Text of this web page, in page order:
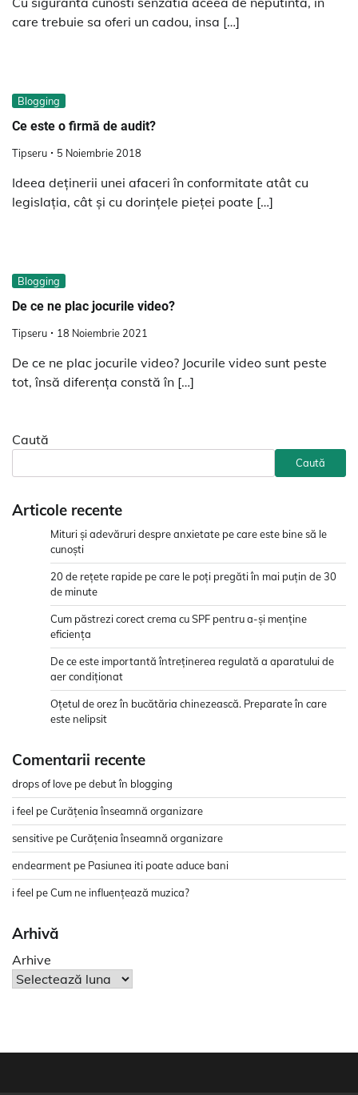
care trebuie sa oferi un cadou, insa […]
Blogging
Ce este o firmă de audit?
Tipseru 5 Noiembrie 2018
Ideea deținerii unei afaceri în conformitate atât cu
legislația, cât și cu dorințele pieței poate […]
Blogging
De ce ne plac jocurile video?
Tipseru 18 Noiembrie 2021
De ce ne plac jocurile video? Jocurile video sunt peste
tot, însă diferența constă în […]
Caută
Caută
Articole recente
Mituri și adevăruri despre anxietate pe care este bine să le
cunoști
20 de rețete rapide pe care le poți pregăti în mai puțin de 30
de minute
Cum păstrezi corect crema cu SPF pentru a-și menține
eficiența
De ce este importantă întreținerea regulată a aparatului de
aer condiționat
Oțetul de orez în bucătăria chinezească. Preparate în care
este nelipsit
Comentarii recente
drops of love pedebut în blogging
i feel peCurățenia înseamnă organizare
sensitive peCurățenia înseamnă organizare
endearment pe Pasiunea iti poate aduce bani
i feel peCum ne influențează muzica?
Arhivă
Arhive